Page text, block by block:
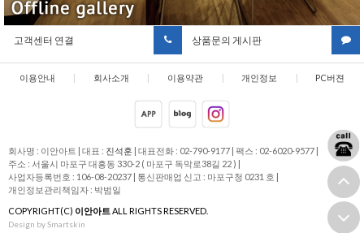
고객센터 연결 상품문의 게시판
이용안내 | 회사소개 | 이용약관 | 개인정보 | PC버젼
회사명 : 이안아트 | 대표 : 진석훈 | 대표전화 : 02-790-9177 | 팩스 : 02-6020-9577 |
주소 : 서울시 마포구 대흥동 330-2 ( 마포구 독막로38길 22 ) |
사업자등록번호 : 106-08-20237 | 통신판매업 신고 : 마포구청 0231 호 |
개인정보관리책임자 : 박범일
COPYRIGHT(C) 이안아트 ALL RIGHTS RESERVED.